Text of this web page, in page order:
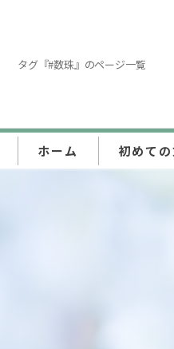
タグ『#数珠』のページ一覧
ホーム 初めて